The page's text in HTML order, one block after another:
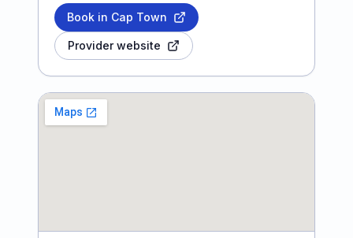
Book in Cap Town
Provider website